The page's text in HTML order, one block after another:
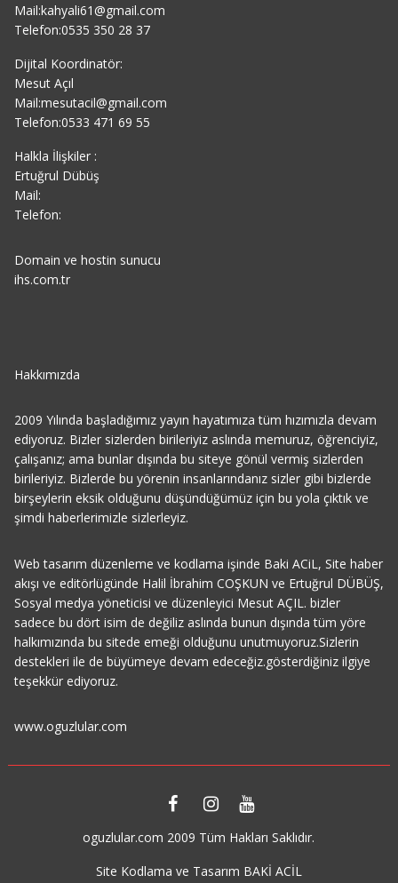
Mail:kahyali61@gmail.com
Telefon:0535 350 28 37
Dijital Koordinatör:
Mesut Açıl
Mail:mesutacil@gmail.com
Telefon:0533 471 69 55
Halkla İlişkiler :
Ertuğrul Dübüş
Mail:
Telefon:
Domain ve hostin sunucu
ihs.com.tr
Hakkımızda
2009 Yılında başladığımız yayın hayatımıza tüm hızımızla devam
ediyoruz. Bizler sizlerden birileriyiz aslında memuruz, öğrenciyiz,
çalışanız; ama bunlar dışında bu siteye gönül vermiş sizlerden
birileriyiz. Bizlerde bu yörenin insanlarındanız sizler gibi bizlerde
birşeylerin eksik olduğunu düşündüğümüz için bu yola çıktık ve
şimdi haberlerimizle sizlerleyiz.
Web tasarım düzenleme ve kodlama işinde Baki ACiL, Site haber
akışı ve editörlügünde Halil İbrahim COŞKUN ve Ertuğrul DÜBÜŞ,
Sosyal medya yöneticisi ve düzenleyici Mesut AÇIL. bizler
sadece bu dört isim de değiliz aslında bunun dışında tüm yöre
halkımızında bu sitede emeği olduğunu unutmuyoruz.Sizlerin
destekleri ile de büyümeye devam edeceğiz.gösterdiğiniz ilgiye
teşekkür ediyoruz.
www.oguzlular.com
oguzlular.com 2009 Tüm Hakları Saklıdır.
Site Kodlama ve Tasarım BAKİ ACİL